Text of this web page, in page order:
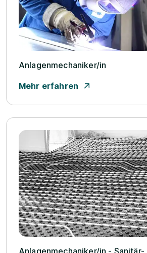
Anlagenmechaniker/­in
Mehr erfahren